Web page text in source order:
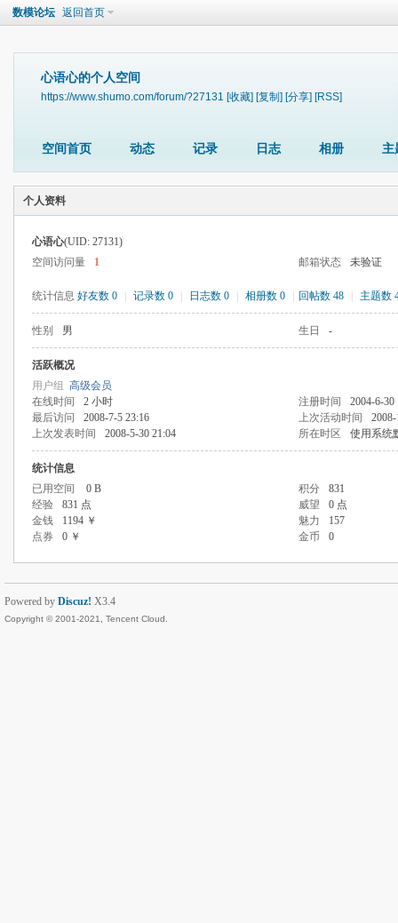
数模论坛 返回首页
心语心的个人空间
https://www.shumo.com/forum/?27131 [收藏] [复制] [分享] [RSS]
空间首页 动态 记录 日志 相册 主
个人资料
心语心(UID: 27131)
空间访问量
1 邮箱状态 未验证
统计信息 好友数 0 记录数 0 日志数 0 相册数 0 回帖数 48 主题数
性别 男 生日 -
活跃概况
用户组 高级会员
在线时间
2 小时 注册时间
2004-6-30
最后访问
2008-7-5 23:16 上次活动时间
上次发表时间
2008-5-30 21:04 所在时区 使用系统
统计信息
已用空间
0 B 积分
831
经验
831 点 威望
0 点
金钱
1194 ￥ 魅力
157
点券
0 ￥ 金币 0
Powered by Discuz! X3.4
Copyright © 2001-2021, Tencent Cloud.